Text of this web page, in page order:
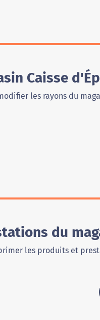
Caisse
les rayons du
du
les produits et